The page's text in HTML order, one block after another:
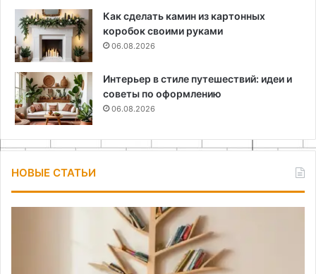
Как сделать камин из картонных
коробок своими руками
06.08.2026
Интерьер в стиле путешествий: идеи и
советы по оформлению
06.08.2026
НОВЫЕ СТАТЬИ